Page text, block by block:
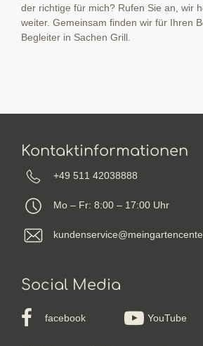
der richtige für mich? Rufen Sie an, wir
weiter. Gemeinsam finden wir für Ihren
Begleiter in Sachen Grill.
Kontaktinformationen
+49 511 42038888
Mo – Fr: 8:00 – 17:00 Uhr
Social Media
facebook YouTube